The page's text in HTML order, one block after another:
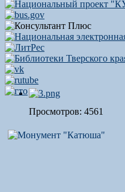
Просмотров: 4561